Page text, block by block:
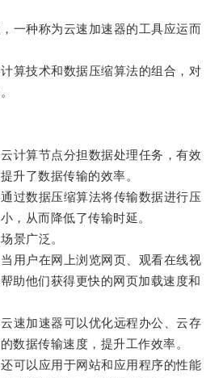
种称为云速加速器的工具应运而
技术和数据压缩算法的组合，对
算节点分担数据处理任务，有效
升了数据传输的效率。
数据压缩算法将传输数据进行压
，从而降低了传输时延。
广泛。
户在网上浏览网页、观看在线视
助他们获得更快的网页加载速度和
加速器可以优化远程办公、云存
数据传输速度，提升工作效率。
以应用于网站和应用程序的性能